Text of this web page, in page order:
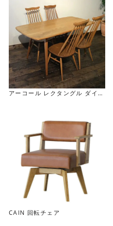
アーコール レクタングル ダイニ
CAIN 回転チェア